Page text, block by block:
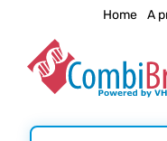
content
Home A